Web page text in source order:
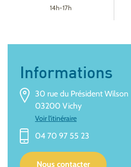
Informations
30 rue du Président Wilson
03200 Vichy
Voir l'itinéraire
04 70 97 55 23
Nous contacter
14h-17h